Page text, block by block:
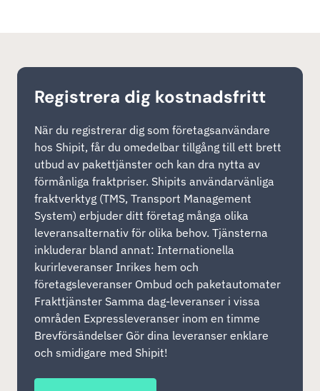
Registrera dig kostnadsfritt
När du registrerar dig som företagsanvändare
hos Shipit, får du omedelbar tillgång till ett brett
utbud av pakettjänster och kan dra nytta av
förmånliga fraktpriser. Shipits användarvänliga
fraktverktyg (TMS, Transport Management
System) erbjuder ditt företag många olika
leveransalternativ för olika behov. Tjänsterna
inkluderar bland annat: Internationella
kurirleveranser Inrikes hem och
företagsleveranser Ombud och paketautomater
Frakttjänster Samma dag-leveranser i vissa
områden Expressleveranser inom en timme
Brevförsändelser Gör dina leveranser enklare
och smidigare med Shipit!